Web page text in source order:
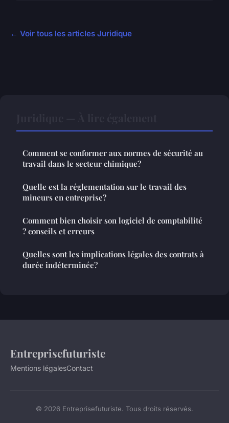
← Voir tous les articles Juridique
Comment se conformer aux normes de sécurité au
travail dans le secteur chimique?
Quelle est la réglementation sur le travail des
mineurs en entreprise?
Comment bien choisir son logiciel de comptabilité
? conseils et erreurs
Quelles sont les implications légales des contrats à
durée indéterminée?
Entreprisefuturiste
Mentions légalesContact
© 2026 Entreprisefuturiste. Tous droits réservés.